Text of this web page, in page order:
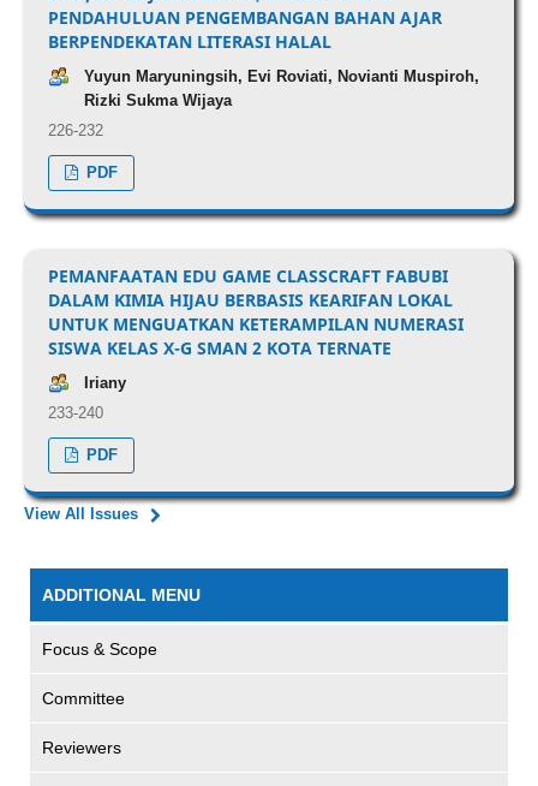
PENDAHULUAN PENGEMBANGAN BAHAN AJAR
BERPENDEKATAN LITERASI HALAL
Yuyun Maryuningsih, Evi Roviati, Novianti Muspiroh,
Rizki Sukma Wijaya
226-232
PDF
PEMANFAATAN EDU GAME CLASSCRAFT FABUBI
DALAM KIMIA HIJAU BERBASIS KEARIFAN LOKAL
UNTUK MENGUATKAN KETERAMPILAN NUMERASI
SISWA KELAS X-G SMAN 2 KOTA TERNATE
Iriany
233-240
PDF
View All Issues
ADDITIONAL MENU
Focus & Scope
Committee
Reviewers